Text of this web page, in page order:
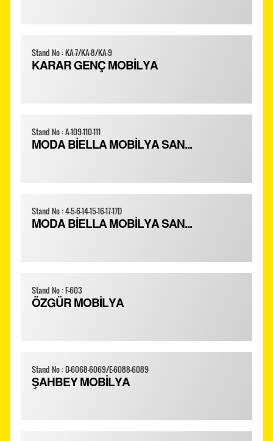
Stand No : KA-7/KA-8/KA-9
KARAR GENÇ MOBİLYA
Stand No : A-109-110-111
MODA BİELLA MOBİLYA SAN...
Stand No : 4-5-6-14-15-16-17-17D
MODA BİELLA MOBİLYA SAN...
Stand No : F-603
ÖZGÜR MOBİLYA
Stand No : D-6068-6069/E-6088-6089
ŞAHBEY MOBİLYA